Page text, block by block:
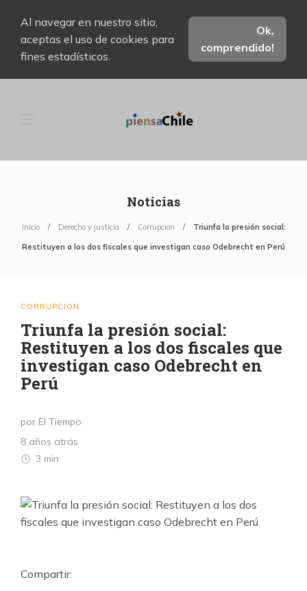
Al navegar en nuestro sitio,
aceptas el uso de cookies para
fines estadísticos.
Ok,
comprendido!
Noticias
Inicio Derecho y justicia Corrupcion Triunfa la presión social:
Restituyen a los dos fiscales que investigan caso Odebrecht en Perú
CORRUPCION
Triunfa la presión social:
Restituyen a los dos fiscales que
investigan caso Odebrecht en
Perú
por El Tiempo
8 años atrás
3 min
Compartir: